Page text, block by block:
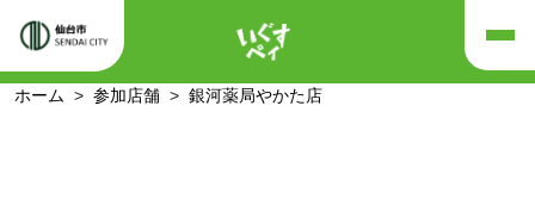
ホーム 参加店舗 銀河薬局やかた店